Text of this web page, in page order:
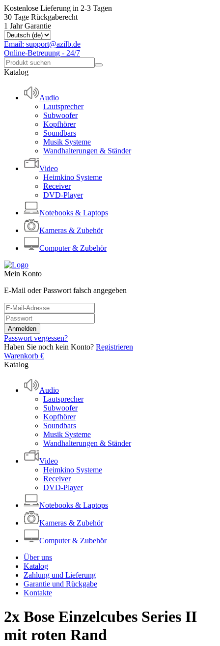
Kostenlose Lieferung in 2-3 Tagen
30 Tage Rückgaberecht
1 Jahr Garantie
Email: support@azilb.de
Online-Betreuung - 24/7
Katalog
Audio
Lautsprecher
Subwoofer
Kopfhörer
Soundbars
Musik Systeme
Wandhalterungen & Ständer
Video
Heimkino Systeme
Receiver
DVD-Player
Notebooks & Laptops
Kameras & Zubehör
Computer & Zubehör
Mein Konto
E-Mail oder Passwort falsch angegeben
Passwort vergessen?
Haben Sie noch kein Konto? Registrieren
Warenkorb €
Katalog
Audio
Lautsprecher
Subwoofer
Kopfhörer
Soundbars
Musik Systeme
Wandhalterungen & Ständer
Video
Heimkino Systeme
Receiver
DVD-Player
Notebooks & Laptops
Kameras & Zubehör
Computer & Zubehör
Über uns
Katalog
Zahlung und Lieferung
Garantie und Rückgabe
Kontakte
2x Bose Einzelcubes Series II
mit roten Rand